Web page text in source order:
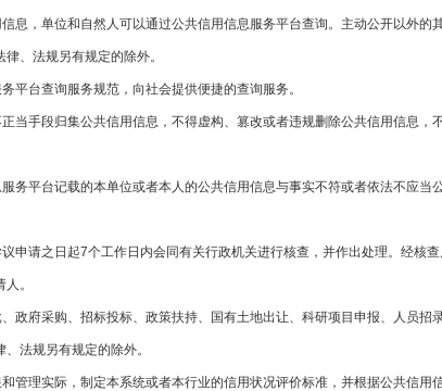
单位和自然人可以通过公共信用信息服务平台查询。主动公开以外的
、法规另有规定的除外。
台查询服务规范，向社会提供便捷的查询服务。
段归集公共信用信息，不得虚构、篡改或者违规删除公共信用信息，
台记载的本单位或者本人的公共信用信息与事实不符或者依法不应当
之日起7个工作日内会同有关行政机关进行核查，并作出处理。经核查
。
采购、招标投标、政策扶持、国有土地出让、科研项目申报、人员招
法规另有规定的除外。
实际，制定本系统或者本行业的信用状况评价标准，并根据公共信用